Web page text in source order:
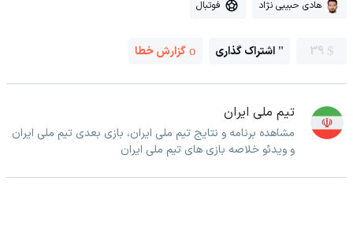
هادی حبیبی نژاد فوتبال
39 اشتراک گذاری گزارش خطا
تیم ملی ایران
مشاهده برنامه و نتایج تیم ملی ایران، بازی بعدی تیم ملی ایران
و ویدئو خلاصه بازی های تیم ملی ایران